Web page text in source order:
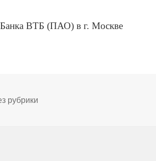
Банка ВТБ (ПАО) в г. Москве
рубрики